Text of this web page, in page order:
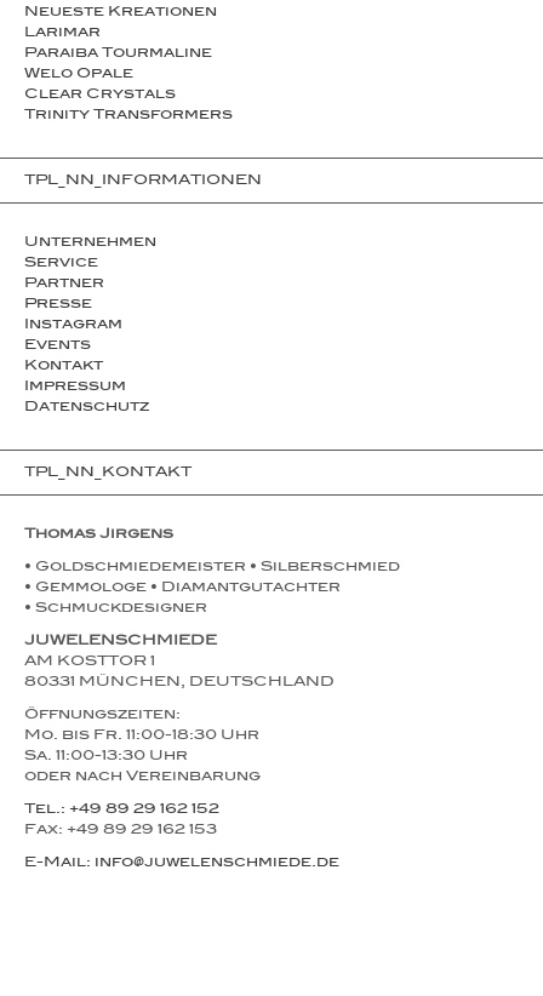
Neueste Kreationen
Larimar
Paraiba Tourmaline
Welo Opale
Clear Crystals
Trinity Transformers
TPL_NN_INFORMATIONEN
Unternehmen
Service
Partner
Presse
Instagram
Events
Kontakt
Impressum
Datenschutz
TPL_NN_KONTAKT
Thomas Jirgens
• Goldschmiedemeister • Silberschmied
• Gemmologe • Diamantgutachter
• Schmuckdesigner
JUWELENSCHMIEDE
AM KOSTTOR 1
80331 MÜNCHEN, DEUTSCHLAND
Öffnungszeiten:
Mo. bis Fr. 11:00-18:30 Uhr
Sa. 11:00-13:30 Uhr
oder nach Vereinbarung
Tel.: +49 89 29 162 152
Fax: +49 89 29 162 153
E-Mail: info@juwelenschmiede.de